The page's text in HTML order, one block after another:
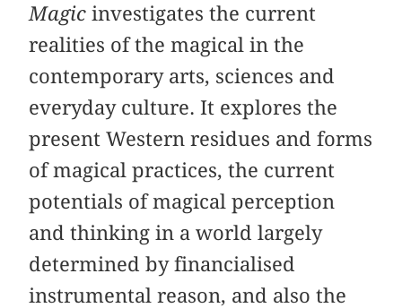
Magic investigates the current
realities of the magical in the
contemporary arts, sciences and
everyday culture. It explores the
present Western residues and forms
of magical practices, the current
potentials of magical perception
and thinking in a world largely
determined by financialised
instrumental reason, and also the